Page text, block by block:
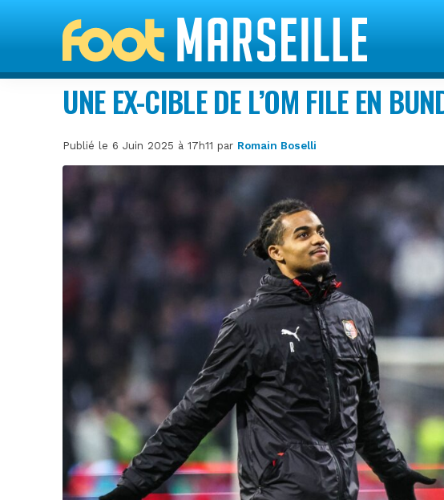
UNE EX-CIBLE DE L’OM FILE EN
Publié le 6 Juin 2025 à 17h11 par Romain Boselli